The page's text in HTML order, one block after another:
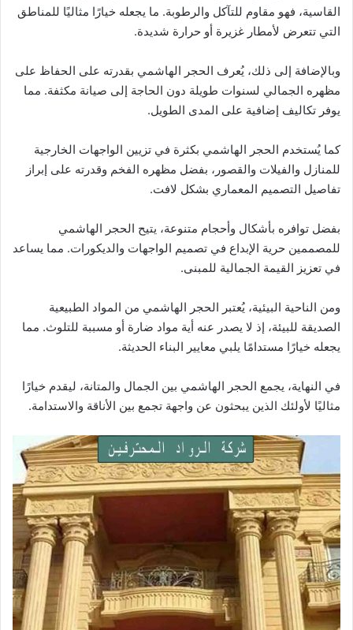
القاسية، فهو مقاوم للتآكل والرطوبة. ما يجعله خيارًا مثاليًا للمناطق
التي تتعرض لأمطار غزيرة أو حرارة شديدة.
وبالإضافة إلى ذلك، يُعرف الحجر الهاشمي بقدرته على الحفاظ على
مظهره الجمالي لسنوات طويلة دون الحاجة إلى صيانة مكثفة. مما
يوفر تكاليف إضافية على المدى الطويل.
كما يُستخدم الحجر الهاشمي بكثرة في تزيين الواجهات الخارجية
للمنازل والفيلات والقصور، بفضل مظهره الفخم وقدرته على إبراز
تفاصيل التصميم المعماري بشكل لافت.
بفضل توافره بأشكال وأحجام متنوعة، يتيح الحجر الهاشمي
للمصممين حرية الإبداع في تصميم الواجهات والديكورات. مما يساعد
في تعزيز القيمة الجمالية للمبنى.
ومن الناحية البيئية، يُعتبر الحجر الهاشمي من المواد الطبيعية
الصديقة للبيئة، إذ لا يصدر عنه أية مواد ضارة أو مسببة للتلوث. مما
يجعله خيارًا مستدامًا يلبي معايير البناء الحديثة.
في النهاية، يجمع الحجر الهاشمي بين الجمال والمتانة، ليقدم خيارًا
مثاليًا لأولئك الذين يبحثون عن واجهة تجمع بين الأناقة والاستدامة.